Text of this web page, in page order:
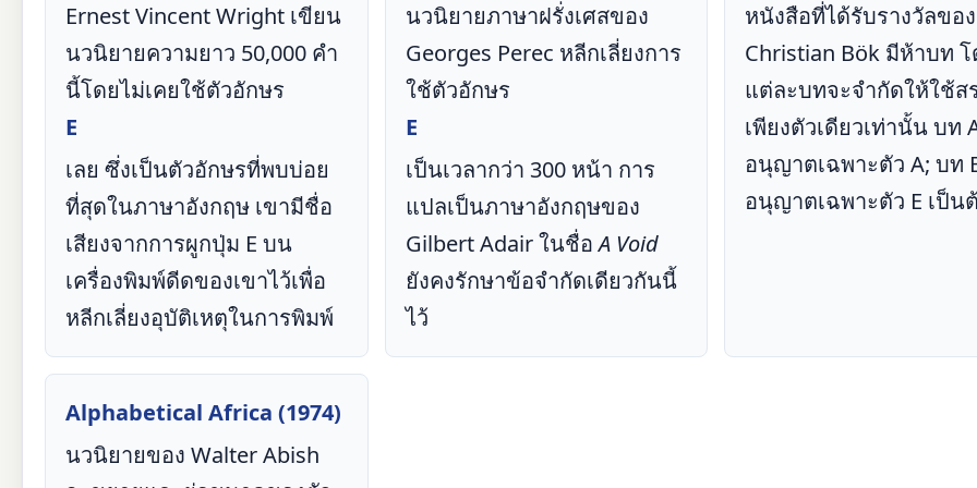
Ernest Vincent Wright เขียน
นวนิยายความยาว 50,000 คำ
นี้โดยไม่เคยใช้ตัวอักษร
E
เลย ซึ่งเป็นตัวอักษรที่พบบ่อย
ที่สุดในภาษาอังกฤษ เขามีชื่อ
เสียงจากการผูกปุ่ม E บน
เครื่องพิมพ์ดีดของเขาไว้เพื่อ
หลีกเลี่ยงอุบัติเหตุในการพิมพ์
นวนิยายภาษาฝรั่งเศสของ
Georges Perec หลีกเลี่ยงการ
ใช้ตัวอักษร
E
เป็นเวลากว่า 300 หน้า การ
แปลเป็นภาษาอังกฤษของ
Gilbert Adair ในชื่อA Void
ยังคงรักษาข้อจำกัดเดียวกันนี้
ไว้
หนังสือที่ได้รับรางวัลของ
Christian Bök มีห้าบท โ
แต่ละบทจะจำกัดให้ใช้ส
เพียงตัวเดียวเท่านั้น บท
อนุญาตเฉพาะตัว A; บท
อนุญาตเฉพาะตัว E เป็น
Alphabetical Africa (1974)
นวนิยายของ Walter Abish